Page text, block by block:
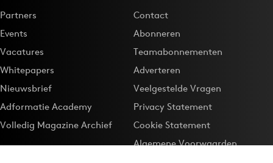
Partners
Events
Vacatures
Whitepapers
Nieuwsbrief
Adformatie Academy
Volledig Magazine Archief
Contact
Abonneren
Teamabonnementen
Adverteren
Veelgestelde Vragen
Privacy Statement
Cookie Statement
Algemene Voorwaarden